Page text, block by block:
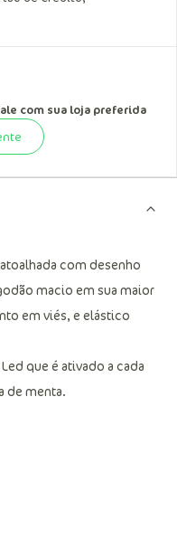
com sua loja preferida
com desenho
macio em sua maior
em viés, e elástico
que é ativado a cada
de menta.